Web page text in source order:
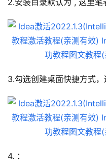
2.安装目录默认为 , 这里
3.勾选创建桌面快捷方式，
4. ：